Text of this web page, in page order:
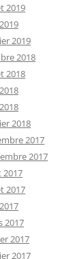
2019
2019
2018
2018
2018
2017
2017
2017
2017
2017
2017
2017